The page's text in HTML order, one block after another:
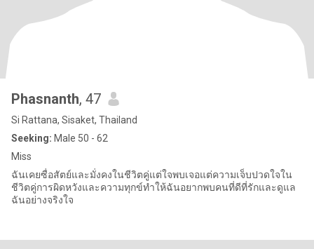
Phasnanth, 47
Si Rattana, Sisaket, Thailand
Seeking: Male 50 - 62
Miss
ฉันเคยซื่อสัตย์และมั่งคงในชีวิตคู่แต่ใจพบเจอแต่ความเจ็บปวดใจใน
ชีวิตคู่การผิดหวังและความทุกข์ทำให้ฉันอยากพบคนที่ดีที่รักและดูแล
ฉันอย่างจริงใจ